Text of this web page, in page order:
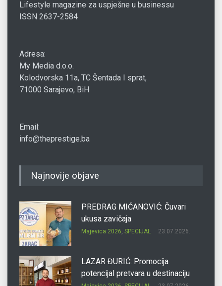
Lifestyle magazine za uspješne u businessu
ISSN 2637-2584
Adresa:
My Media d.o.o.
Kolodvorska 11a, TC Šentada I sprat,
71000 Sarajevo, BiH
Email:
info@theprestige.ba
Najnovije objave
PREDRAG MIĆANOVIĆ: Čuvari
ukusa zavičaja
Majevica 2026, SPECIJAL 23.07.2026.
LAZAR ĐURIĆ: Promocija
potencijal pretvara u destinaciju